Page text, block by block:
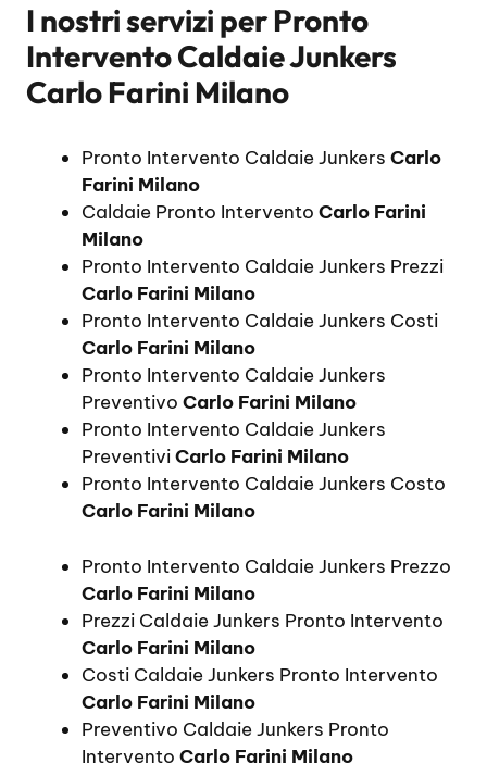
I nostri servizi perPronto
Intervento Caldaie Junkers
Carlo Farini Milano
Pronto Intervento Caldaie Junkers Carlo
Farini Milano
Caldaie Pronto Intervento Carlo Farini
Milano
Pronto Intervento Caldaie Junkers Prezzi
Carlo Farini Milano
Pronto Intervento Caldaie Junkers Costi
Carlo Farini Milano
Pronto Intervento Caldaie Junkers
Preventivo Carlo Farini Milano
Pronto Intervento Caldaie Junkers
PreventiviCarlo Farini Milano
Pronto Intervento Caldaie Junkers Costo
Carlo Farini Milano
Pronto Intervento Caldaie Junkers Prezzo
Carlo Farini Milano
Prezzi Caldaie Junkers Pronto Intervento
Carlo Farini Milano
Costi Caldaie Junkers Pronto Intervento
Carlo Farini Milano
Preventivo Caldaie Junkers Pronto
Intervento Carlo Farini Milano